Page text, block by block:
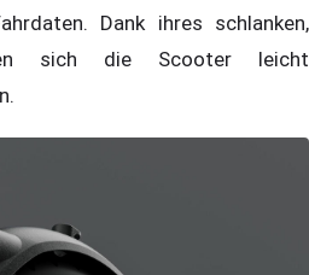
Dank ihres schlanken,
sich die Scooter leicht